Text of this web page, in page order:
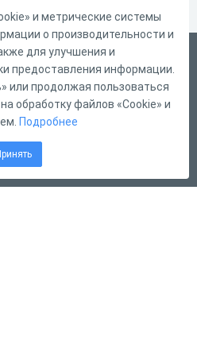
и метрические системы
о производительности и
для улучшения и
предоставления информации.
или продолжая пользоваться
обработку файлов «Cookie» и
Подробнее